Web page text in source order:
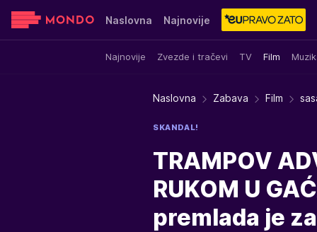
Naslovna Najnovije
Najnovije Zvezde i tračevi TV Film
Sensa Stvar ukusa Yumama
Naslovna Zabava Film
SKANDAL!
TRAMPOV
RUKOM U
premlada je